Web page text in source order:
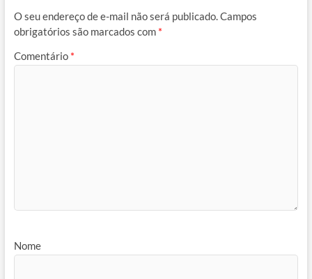
O seu endereço de e-mail não será publicado.Campos
obrigatórios são marcados com *
Comentário *
Nome